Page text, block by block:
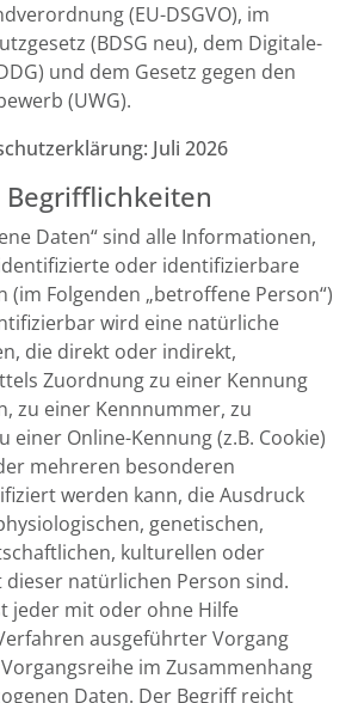
(EU-DSGVO), im
(BDSG neu), dem Digitale-
und dem Gesetz gegen den
(UWG).
Juli 2026
Daten“ sind alle Informationen,
oder identifizierbare
(im Folgenden „betroffene Person“)
wird eine natürliche
die direkt oder indirekt,
Zuordnung zu einer Kennung
zu einer Kennnummer, zu
einer Online-Kennung (z.B. Cookie)
mehreren besonderen
werden kann, die Ausdruck
genetischen,
kulturellen oder
natürlichen Person sind.
jeder mit oder ohne Hilfe
ausgeführter Vorgang
im Zusammenhang
Daten. Der Begriff reicht